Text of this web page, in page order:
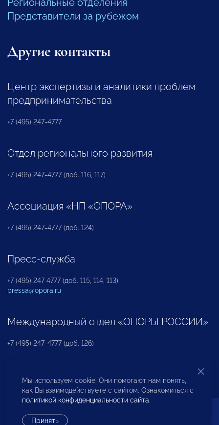
Региональные отделения
Представители за рубежом
Другие контакты
Центр экспертизы и аналитики проблем
предпринимательства
+7 (495) 247-4777
Отдел регионального развития
+7 (495) 247-4777 (доб. 116, 117)
Ассоциация «НП «ОПОРА»
+7 (495) 247-4777 (доб. 124)
Пресс-служба
+7 (495) 247 4777 (доб. 115, 114, 113)
pressa@opora.ru
Международный отдел «ОПОРЫ РОССИИ»
+7 (495) 247-4777 (доб. 126)
Бюро по защите прав предпринимателей и
инвесторов
Мы используем cookie. Они помогают нам понять,
как Вы взаимодействуете с сайтом. Ознакомиться с
политикой конфиденциальности сайта.
Принять